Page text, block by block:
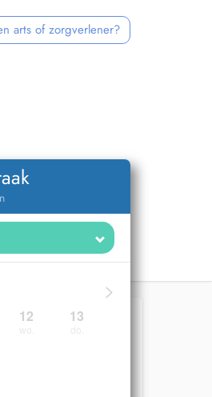
arts of zorgverlener?
>
12 13